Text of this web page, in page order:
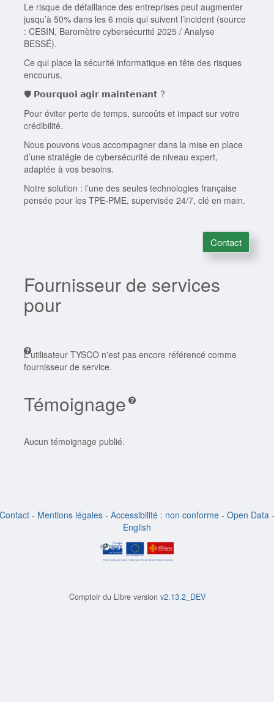
Le risque de défaillance des entreprises peut augmenter
jusqu’à 50% dans les 6 mois qui suivent l’incident (source
: CESIN, Baromètre cybersécurité 2025 / Analyse
BESSÉ).
Ce qui place la sécurité informatique en tête des risques
encourus.
🛡️ 𝗣𝗼𝘂𝗿𝗾𝘂𝗼𝗶 𝗮𝗴𝗶𝗿 𝗺𝗮𝗶𝗻𝘁𝗲𝗻𝗮𝗻𝘁 ?
Pour éviter perte de temps, surcoûts et impact sur votre
crédibilité.
Nous pouvons vous accompagner dans la mise en place
d’une stratégie de cybersécurité de niveau expert,
adaptée à vos besoins.
Notre solution : l’une des seules technologies française
pensée pour les TPE-PME, supervisée 24/7, clé en main.
Contact
Fournisseur de services
pour
L'utilisateur TYSCO n'est pas encore référencé comme
fournisseur de service.
Témoignage
Aucun témoignage publié.
Contact - Mentions légales - Accessibilité : non conforme - Open Data -
English
Comptoir du Libre version v2.13.2_DEV